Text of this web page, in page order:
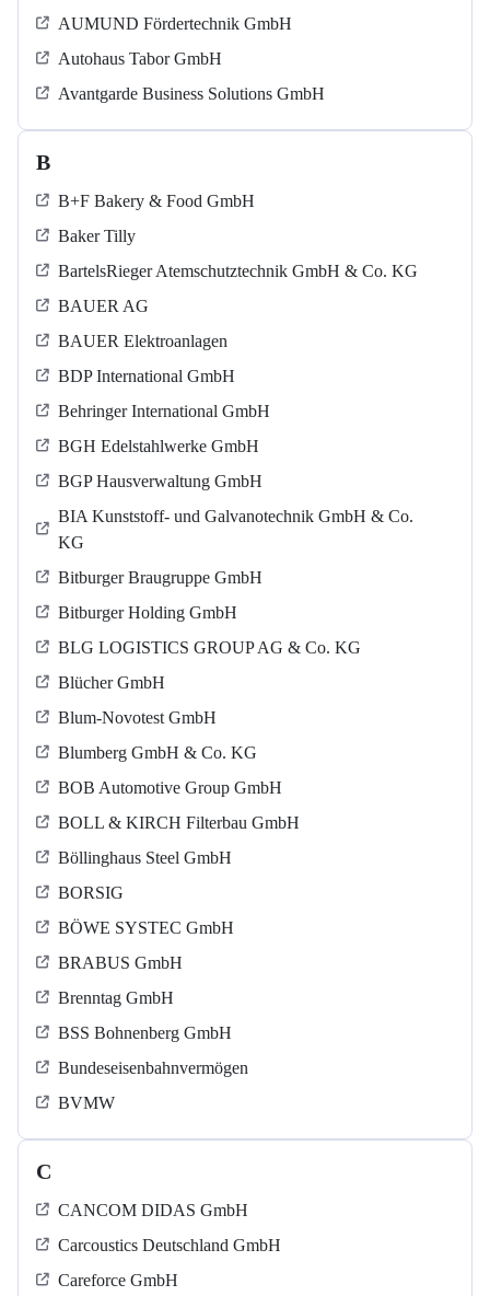
AUMUND Fördertechnik GmbH
Autohaus Tabor GmbH
Avantgarde Business Solutions GmbH
B
B+F Bakery & Food GmbH
Baker Tilly
BartelsRieger Atemschutztechnik GmbH & Co. KG
BAUER AG
BAUER Elektroanlagen
BDP International GmbH
Behringer International GmbH
BGH Edelstahlwerke GmbH
BGP Hausverwaltung GmbH
BIA Kunststoff- und Galvanotechnik GmbH & Co.
KG
Bitburger Braugruppe GmbH
Bitburger Holding GmbH
BLG LOGISTICS GROUP AG & Co. KG
Blücher GmbH
Blum-Novotest GmbH
Blumberg GmbH & Co. KG
BOB Automotive Group GmbH
BOLL & KIRCH Filterbau GmbH
Böllinghaus Steel GmbH
BORSIG
BÖWE SYSTEC GmbH
BRABUS GmbH
Brenntag GmbH
BSS Bohnenberg GmbH
Bundeseisenbahnvermögen
BVMW
C
CANCOM DIDAS GmbH
Carcoustics Deutschland GmbH
Careforce GmbH